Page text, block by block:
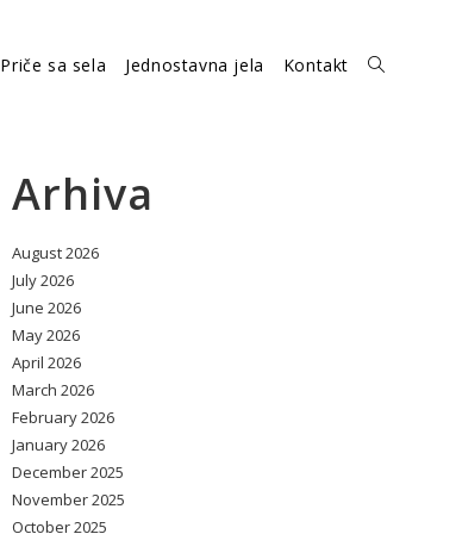
Priče sa sela Jednostavna jela Kontakt Toggle
Arhiva
August 2026
July 2026
June 2026
May 2026
April 2026
March 2026
February 2026
January 2026
December 2025
November 2025
October 2025